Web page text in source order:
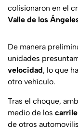
colisionaron en el
Valle de los
De manera
unidades
velocidad, lo que
otro vehículo.
Tras el choque,
medio de los
de otros